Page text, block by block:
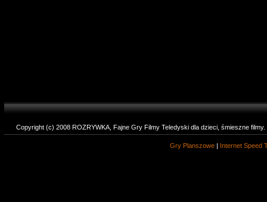
Copyright (c) 2008 ROZRYWKA, Fajne Gry Filmy Teledyski dla dzieci, śmieszne
Gry Planszowe | Internet Speed